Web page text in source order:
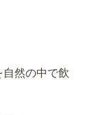
然の中で飲